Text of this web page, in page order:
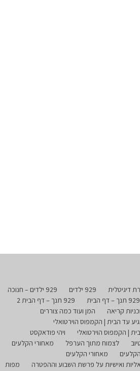
929 ילדים
929 ילדים – חנוכה
929 תנך – דף הבית
929 תנך – דף הבית 2
קריאה
המן ועוד כמה צוררים
עד הבית | הקמפוס הוירטואלי
| הקמפוס הוירטואלי
ויהי פודאקסט
לצמוח מתוך הערפל
מאחורי הקלעים
מאחורי הקלעים
ואישיות על פרשת השבוע וההפטרה
מפות